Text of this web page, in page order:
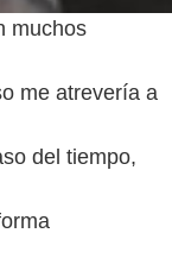
muchos
me atrevería a
del tiempo,